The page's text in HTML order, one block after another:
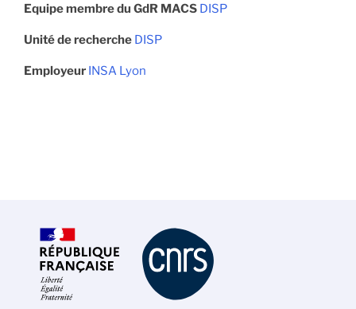
Equipe membre du GdR MACS DISP
Unité de recherche DISP
Employeur INSA Lyon